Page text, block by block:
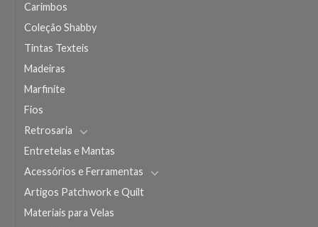
Carimbos
Coleção Shabby
Tintas Texteis
Madeiras
Marfinite
Fios
Retrosaria
Entretelas e Mantas
Acessórios e Ferramentas
Artigos Patchwork e Quilt
Materiais para Velas